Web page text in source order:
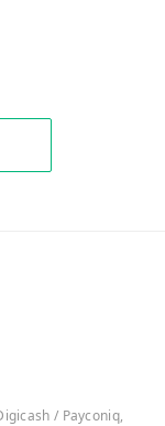
/ Payconiq,